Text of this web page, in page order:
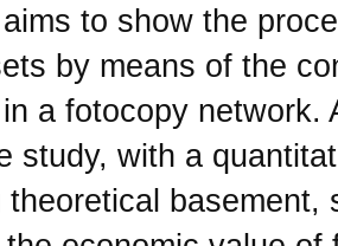
to show the
by means of the
a fotocopy
study, with a
theoretical